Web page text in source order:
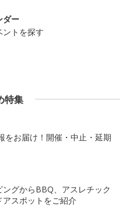
ダー
ントを探す
特集
をお届け！開催・中止・延期
グからBBQ、アスレチック
スポットをご紹介